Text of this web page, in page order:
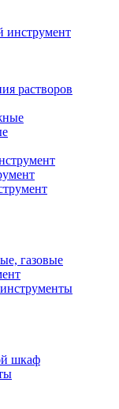
инструмент
растворов
газовые
шкаф